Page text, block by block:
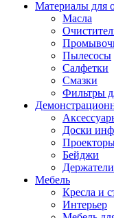
Материалы для
Масла
Пылесосы
Салфетки
Смазки
Фильтры
Доски
Бейджи
Мебель
Кресла и
Интерьер